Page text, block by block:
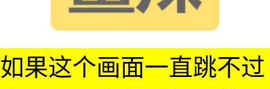
如果这个画面一直跳不过